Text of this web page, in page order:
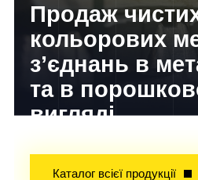
Продаж
кольорових
з’єднань в
та в
вигляді
Каталог всієї продукції